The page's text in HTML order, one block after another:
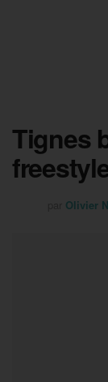
Tignes
Olivier